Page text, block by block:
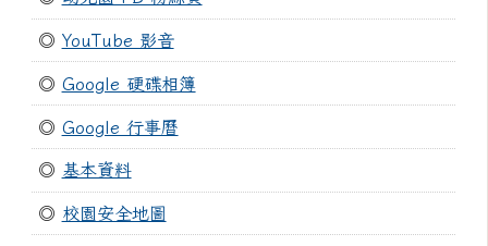
◎ YouTube 影音
◎ Google 硬碟相簿
◎ Google 行事曆
◎ 基本資料
◎ 校園安全地圖